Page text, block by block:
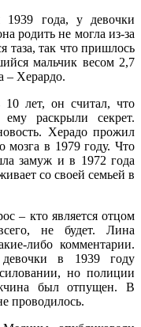
1939 года, у девочки
родить не могла из-за
таза, так что пришлось
мальчик весом 2,7
– Херардо.
10 лет, он считал, что
раскрыли секрет.
Херадо прожил
мозга в 1979 году. Что
замуж и в 1972 года
со своей семьей в
– кто является отцом
не будет. Лина
либо комментарии.
в 1939 году
но полиции
был отпущен. В
проводилось.